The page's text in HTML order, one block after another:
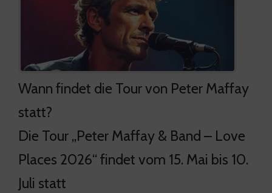
Wann findet die Tour von Peter Maffay
statt?
Die Tour „Peter Maffay & Band – Love
Places 2026“ findet vom 15. Mai bis 10.
Juli statt